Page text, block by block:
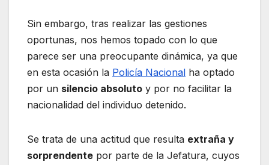
Sin embargo, tras realizar las gestiones
oportunas, nos hemos topado con lo que
parece ser una preocupante dinámica, ya que
en esta ocasión la Policía Nacional ha optado
por un silencio absoluto y por no facilitar la
nacionalidad del individuo detenido.
Se trata de una actitud que resulta extraña y
sorprendente por parte de la Jefatura, cuyos